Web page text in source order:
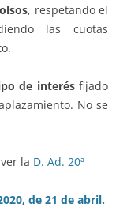
, respetando el
las cuotas
de interésfijado
No se
ver la D. Ad. 20ª
de 21 de abril.